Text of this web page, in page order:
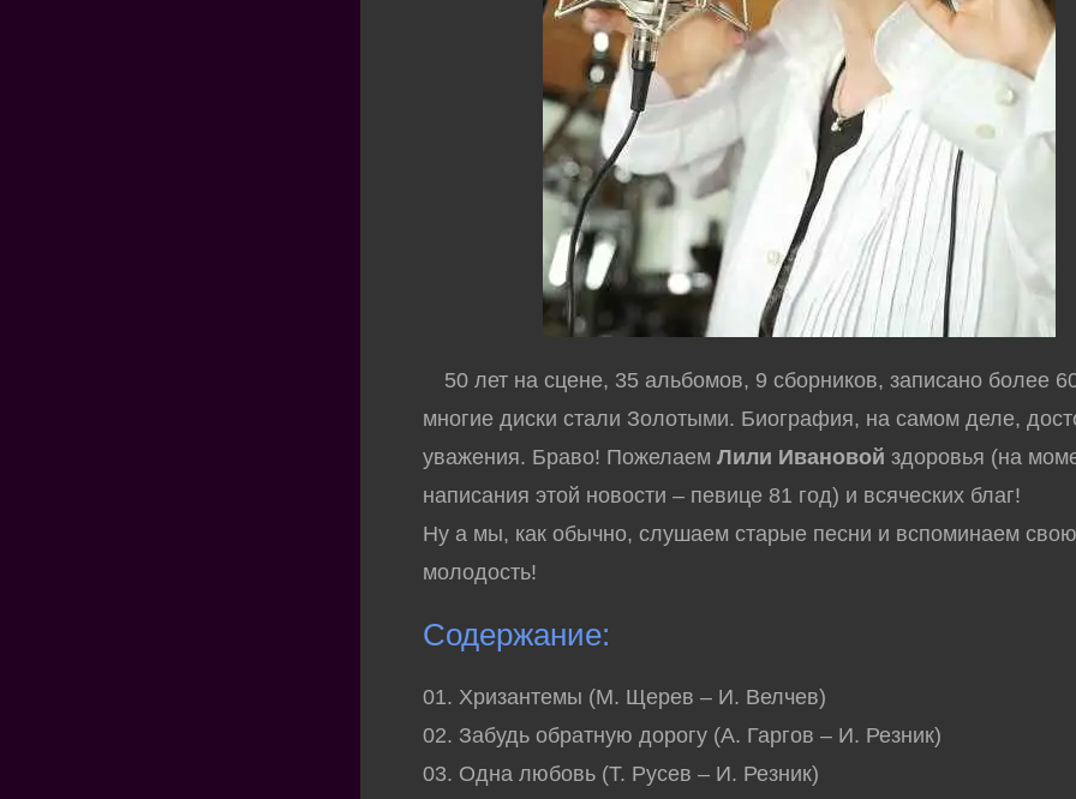
50 лет на сцене, 35 альбомов, 9 сборников, записано более
многие диски стали Золотыми. Биография, на самом деле,
уважения. Браво! ПожелаемЛили Ивановой здоровья (на
написания этой новости – певице 81 год) и всяческих благ!
Ну а мы, как обычно, слушаем старые песни и вспоминаем
молодость!
Содержание:
01. Хризантемы (М. Щерев – И. Велчев)
02. Забудь обратную дорогу (А. Гаргов – И. Резник)
03. Одна любовь (Т. Русев – И. Резник)